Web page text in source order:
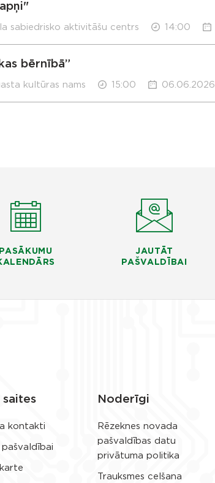
sabiedrisko aktivitāšu centrs 14:00
bērnībā”
kultūras nams 15:00 06.06.2026
PASĀKUMU
JAUTĀT
PAŠVALDĪBAI
kontakti
Noderīgi
Rēzeknes novada
pašvaldības datu
privātuma politika
Trauksmes celšana